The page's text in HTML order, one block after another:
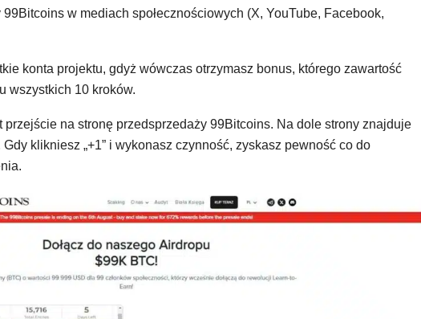
w mediach społecznościowych (X, YouTube, Facebook,
konta projektu, gdyż wówczas otrzymasz bonus, którego zawartość
wszystkich 10 kroków.
na stronę przedsprzedaży 99Bitcoins. Na dole strony znajduje
klikniesz „+1” i wykonasz czynność, zyskasz pewność co do